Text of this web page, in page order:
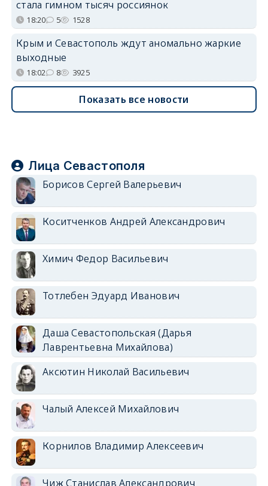
стала гимном тысяч россиянок
18:20 5 1528
Крым и Севастополь ждут аномально жаркие
выходные
18:02 8 3925
Показать все новости
Лица Севастополя
Борисов Сергей Валерьевич
Коситченков Андрей Александрович
Химич Федор Васильевич
Тотлебен Эдуард Иванович
Даша Севастопольская (Дарья
Лаврентьевна Михайлова)
Аксютин Николай Васильевич
Чалый Алексей Михайлович
Корнилов Владимир Алексеевич
Чиж Станислав Александрович